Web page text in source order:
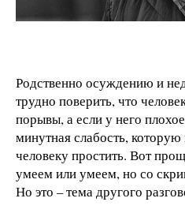
Родственно осуждению и
трудно поверить, что
порывы, а если у него
минутная слабость, которую
человеку простить. Вот
умеем или умеем, но со
Но это – тема другого